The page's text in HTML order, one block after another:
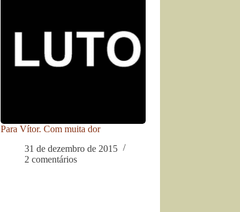
Para Vítor. Com muita dor
31 de dezembro de 2015
2 comentários